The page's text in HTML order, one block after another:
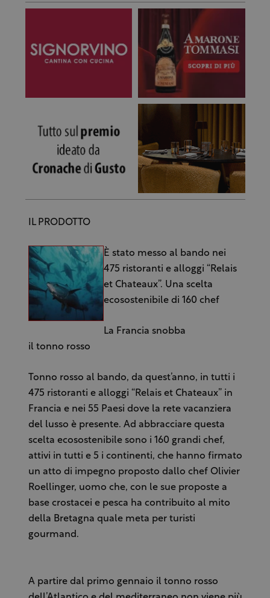
IL PRODOTTO
È stato messo al bando nei
475 ristoranti e alloggi “Relais
et Chateaux”. Una scelta
ecosostenibile di 160 chef
La Francia snobba
il tonno rosso
Tonno rosso al bando, da quest’anno, in tutti i
475 ristoranti e alloggi “Relais et Chateaux” in
Francia e nei 55 Paesi dove la rete vacanziera
del lusso è presente. Ad abbracciare questa
scelta ecosostenibile sono i 160 grandi chef,
attivi in tutti e 5 i continenti, che hanno firmato
un atto di impegno proposto dallo chef Olivier
Roellinger, uomo che, con le sue proposte a
base crostacei e pesca ha contribuito al mito
della Bretagna quale meta per turisti
gourmand.
A partire dal primo gennaio il tonno rosso